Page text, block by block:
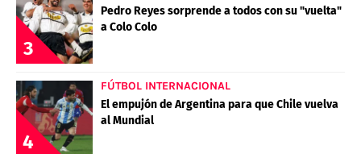
3
Pedro Reyes sorprende a todos con su "vuelta"
a Colo Colo
4
FÚTBOL INTERNACIONAL
El empujón de Argentina para que Chile vuelva
al Mundial